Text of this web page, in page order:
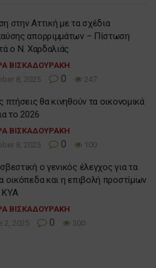
στην Αττική με τα σχέδια
απορριμμάτων – Πίστωση
ο Ν. Χαρδαλιάς
ΒΙΣΚΑΔΟΥΡΑΚΗ
8, 2025
0 247
πτήσεις θα κινηθούν τα οικονομικά
το 2026
ΒΙΣΚΑΔΟΥΡΑΚΗ
8, 2025
0 100
ο γενικός έλεγχος για τα
οικόπεδα και η επιβολή προστίμων
ΚΥΑ
ΒΙΣΚΑΔΟΥΡΑΚΗ
2, 2025
0 300